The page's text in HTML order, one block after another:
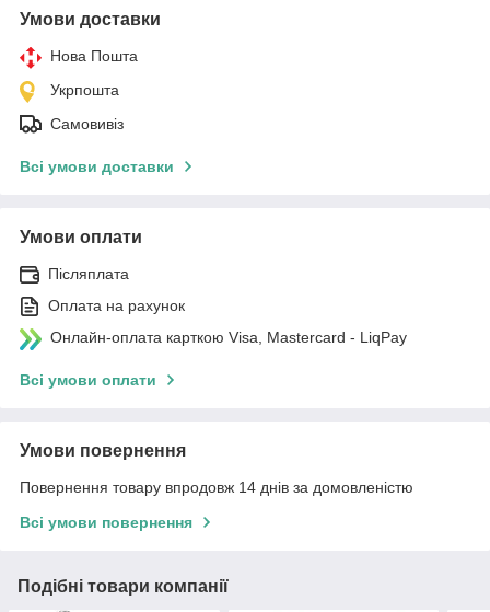
Умови доставки
Нова Пошта
Укрпошта
Самовивіз
Всі умови доставки
Умови оплати
Післяплата
Оплата на рахунок
Онлайн-оплата карткою Visa, Mastercard - LiqPay
Всі умови оплати
Умови повернення
Повернення товару впродовж 14 днів за домовленістю
Всі умови повернення
Подібні товари компанії